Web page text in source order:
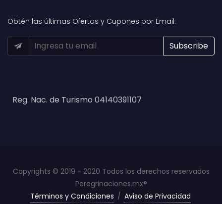
Obtén las últimas Ofertas y Cupones por Email:
Reg. Nac. de Turismo 04140391107
Copyrights © 2019 - 2020 Todos los derechos reservados
Peregrinaciones.mx®
Términos y Condiciones / Aviso de Privacidad